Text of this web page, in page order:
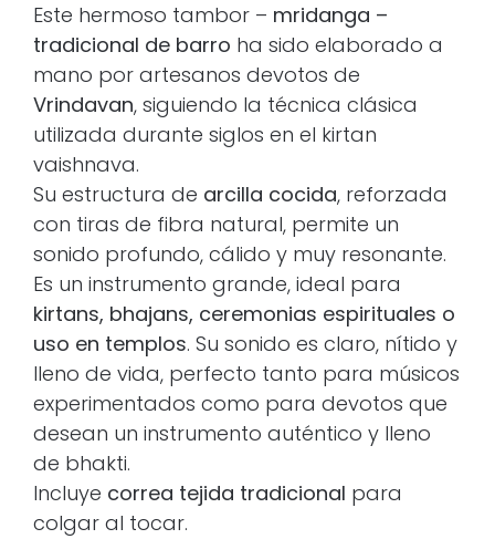
Este hermoso tambor – mridanga –
tradicional de barro ha sido elaborado a
mano por artesanos devotos de
Vrindavan, siguiendo la técnica clásica
utilizada durante siglos en el kirtan
vaishnava.
Su estructura de arcilla cocida, reforzada
con tiras de fibra natural, permite un
sonido profundo, cálido y muy resonante.
Es un instrumento grande, ideal para
kirtans, bhajans, ceremonias espirituales o
uso en templos. Su sonido es claro, nítido y
lleno de vida, perfecto tanto para músicos
experimentados como para devotos que
desean un instrumento auténtico y lleno
de bhakti.
Incluye correa tejida tradicional para
colgar al tocar.